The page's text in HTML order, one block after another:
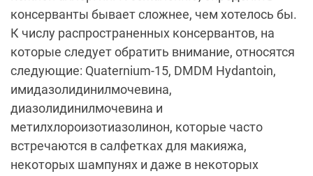
консерванты бывает сложнее, чем хотелось бы.
К числу распространенных консервантов, на
которые следует обратить внимание, относятся
следующие: Quaternium-15, DMDM Hydantoin,
имидазолидинилмочевина,
диазолидинилмочевина и
метилхлороизотиазолинон, которые часто
встречаются в салфетках для макияжа,
некоторых шампунях и даже в некоторых